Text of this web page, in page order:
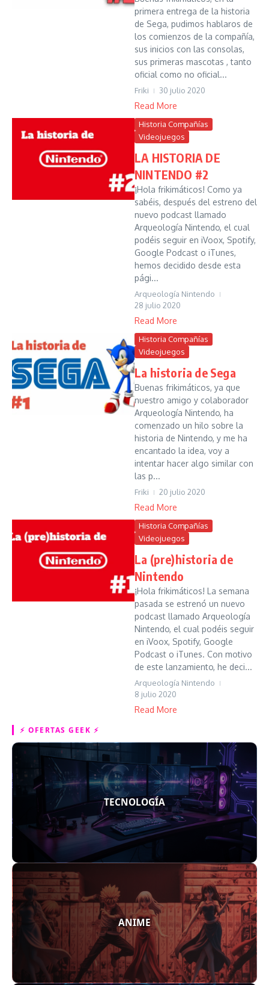
primera entrega de la historia
de Sega, pudimos hablaros de
los comienzos de la compañía,
sus inicios con las consolas,
sus primeras mascotas , tanto
oficial como no oficial...
Friki 30 julio 2020
Read More
Historia Compañías
Videojuegos
LA HISTORIA DE
NINTENDO #2
¡Hola frikimáticos! Como ya
sabéis, después del estreno del
nuevo podcast llamado
Arqueología Nintendo, el cual
podéis seguir en iVoox, Spotify,
Google Podcast o iTunes,
hemos decidido desde esta
pági...
Arqueología Nintendo
28 julio 2020
Read More
Historia Compañías
Videojuegos
La historia de Sega
Buenas frikimáticos, ya que
nuestro amigo y colaborador
Arqueología Nintendo, ha
comenzado un hilo sobre la
historia de Nintendo, y me ha
encantado la idea, voy a
intentar hacer algo similar con
las p...
Friki 20 julio 2020
Read More
Historia Compañías
Videojuegos
La (pre)historia de
Nintendo
¡Hola frikimáticos! La semana
pasada se estrenó un nuevo
podcast llamado Arqueología
Nintendo, el cual podéis seguir
en iVoox, Spotify, Google
Podcast o iTunes. Con motivo
de este lanzamiento, he deci...
Arqueología Nintendo
8 julio 2020
Read More
⚡ OFERTAS GEEK ⚡
TECNOLOGÍA
ANIME